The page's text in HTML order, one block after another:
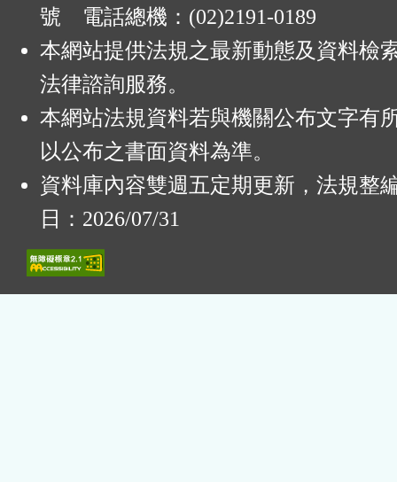
號 電話總機：(02)2191-0189
本網站提供法規之最新動態及資料檢
法律諮詢服務。
本網站法規資料若與機關公布文字有
以公布之書面資料為準。
資料庫內容雙週五定期更新，法規整
日：2026/07/31